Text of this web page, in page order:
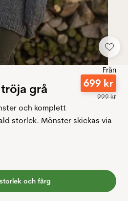
grå
Från
699 kr
999kr
och komplett
storlek. Mönster skickas via
och färg